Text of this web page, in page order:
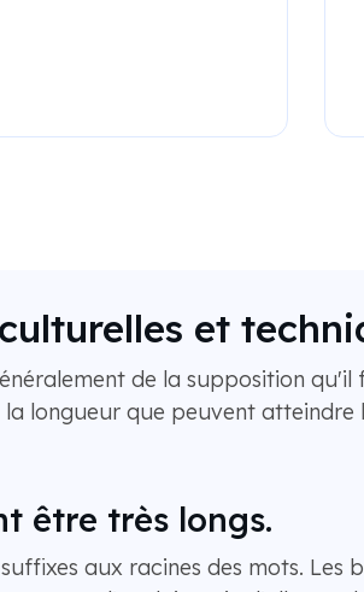
et
de la supposition
longueur que peuvent atteindre
être très longs.
aux racines des mots. Les